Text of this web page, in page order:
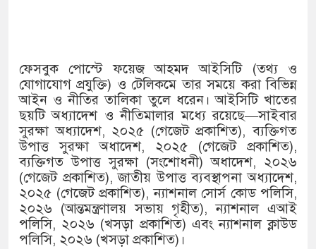
জামায়াত ফেরেশতাদের দল নয়,
ফেসবুক পোস্টে ফয়েজ আহমদ আইসিটি (তথ্য ও
যোগাযোগ প্রযুক্তি) ও টেলিকমে তার সময়ে করা বিভিন্ন
আইন ও নীতির তালিকা তুলে ধরেন। আইসিটি খাতের
ছয়টি অধ্যাদেশ ও নীতিমালার মধ্যে রয়েছে—সাইবার
সুরক্ষা অধ্যাদেশ, ২০২৫ (গেজেট প্রকাশিত), ব্যক্তিগত
উপাত্ত সুরক্ষা অধাদেশ, ২০২৫ (গেজেট প্রকাশিত),
ব্যক্তিগত উপাত্ত সুরক্ষা (সংশোধনী) অধাদেশ, ২০২৬
(গেজেট প্রকাশিত), জাতীয় উপাত্ত ব্যবস্থাপনা অধ্যাদেশ,
২০২৫ (গেজেট প্রকাশিত), ন্যাশনাল সোর্স কোড পলিসি,
২০২৬ (আন্তমন্ত্রণালয় সভায় গৃহীত), ন্যাশনাল এআই
পলিসি, ২০২৬ (খসড়া প্রকাশিত) এবং ন্যাশনাল ক্লাউড
পলিসি, ২০২৬ (খসড়া প্রকাশিত)।